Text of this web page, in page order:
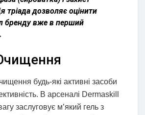
тріада дозволяє оцінити
бренду вже в перший
будь-які активні засоби
В арсеналі Dermaskill
заслуговує м’який гель з